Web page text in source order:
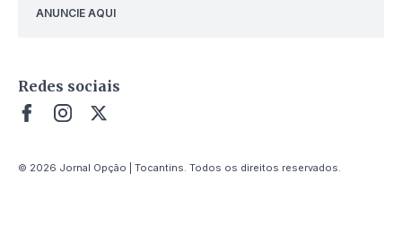
ANUNCIE AQUI
Redes sociais
© 2026 Jornal Opção | Tocantins. Todos os direitos reservados.